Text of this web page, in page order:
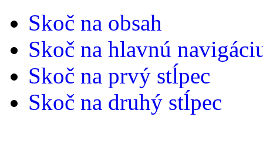
Skoč na obsah
Skoč na hlavnú
Skoč na prvý stĺpec
Skoč na druhý stĺpec